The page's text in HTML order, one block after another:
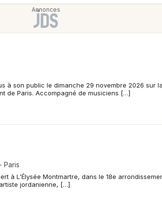
à son public le dimanche 29 novembre 2026 sur
de Paris. Accompagné de musiciens […]
Paris
à L'Élysée Montmartre, dans le 18e
jordanienne, […]